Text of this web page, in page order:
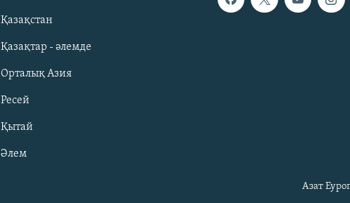
Қазақстан
Қазақтар - әлемде
Орталық Азия
Ресей
Қытай
Әлем
Азат